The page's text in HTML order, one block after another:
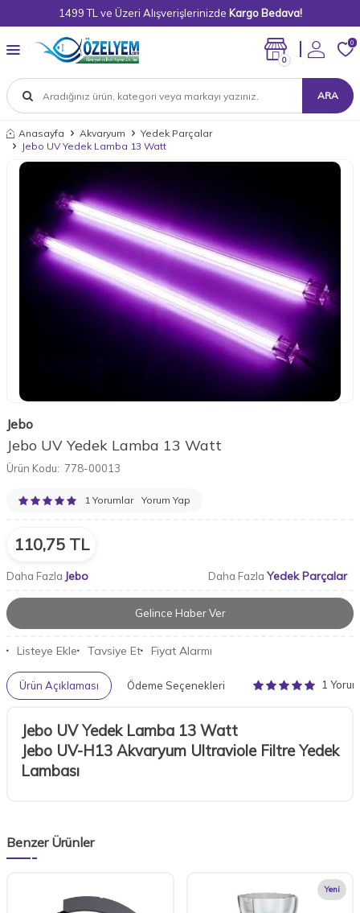
1499 TL ve Üzeri Alışverişlerinizde Kargo Bedava!
ARA
0
0
Anasayfa Akvaryum
Yedek Parçalar
Jebo UV Yedek Lamba 13 Watt
Jebo
Jebo UV Yedek Lamba 13 Watt
Ürün Kodu: 778-00013
1 Yorumlar Yorum Yap
110,75 TL
Daha Fazla Jebo Daha Fazla Yedek Parçalar
Gelince Haber Ver
Listeye Ekle Tavsiye Et Fiyat Alarmı
Ürün Açıklaması Ödeme Seçenekleri 1 Yorum
Jebo UV Yedek Lamba 13 Watt
Jebo UV-H13 Akvaryum Ultraviole Filtre Yedek
Lambası
Benzer Ürünler
Yeni